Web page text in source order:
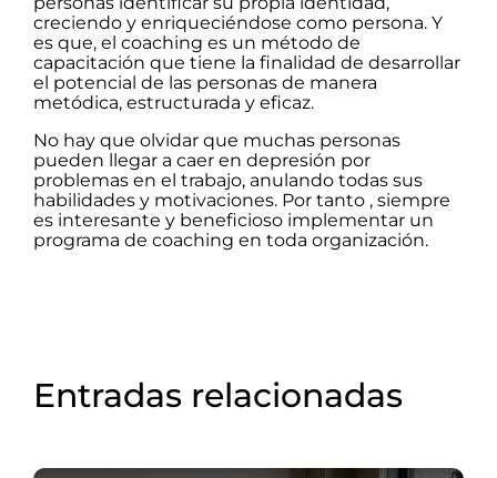
creciendo y enriqueciéndose como persona. Y
es que, el coaching es un método de
capacitación que tiene la finalidad de desarrollar
el potencial de las personas de manera
metódica, estructurada y eficaz.
No hay que olvidar que muchas personas
pueden llegar a caer en depresión por
problemas en el trabajo, anulando todas sus
habilidades y motivaciones. Por tanto , siempre
es interesante y beneficioso implementar un
programa de coaching en toda organización.
Entradas relacionadas